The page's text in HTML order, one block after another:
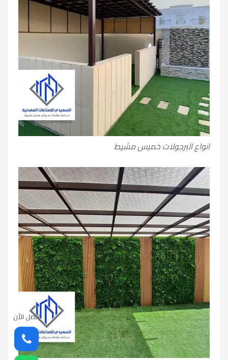
انواع البرجولات خميس مشيط
اتصل الأن